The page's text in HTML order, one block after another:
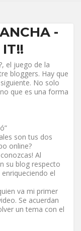
-
IT!!
el juego de la
bloggers. Hay que
No solo
que es una forma
son tus dos
online?
Al
su blog respecto
el
va mi primer
Se acuerdan
un tema con el